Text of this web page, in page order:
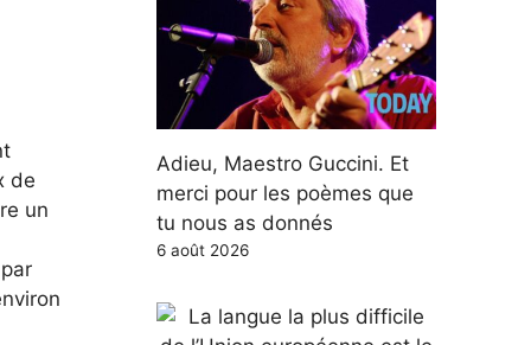
de
un
Adieu, Maestro Guccini. Et
merci pour les poèmes que
tu nous as donnés
6 août 2026